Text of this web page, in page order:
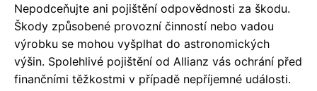
Nepodceňujte ani pojištění odpovědnosti za škodu.
Škody způsobené provozní činností nebo vadou
výrobku se mohou vyšplhat do astronomických
výšin. Spolehlivé pojištění od Allianz vás ochrání před
finančními těžkostmi v případě nepříjemné události.